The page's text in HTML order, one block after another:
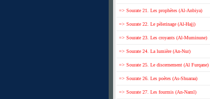
=> Sourate 21. Les prophètes (Al-Anbiya)
=> Sourate 22. Le pèlerinage (Al-Hajj)
=> Sourate 23. Les croyants (Al-Muminune)
=> Sourate 24. La lumière (An-Nur)
=> Sourate 25. Le discernement (Al Furqane)
=> Sourate 26. Les poètes (As-Shuaraa)
=> Sourate 27. Les fourmis (An-Naml)